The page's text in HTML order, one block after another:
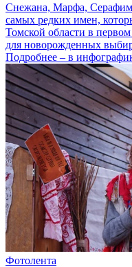
Снежана, Марфа,
самых редких имен,
Томской области в
для новорожденных
Подробнее – в
Фотолента